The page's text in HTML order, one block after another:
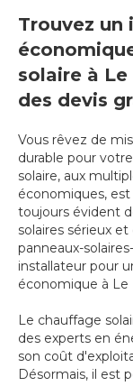
Trouvez
solaire à
des devis
Vous rêvez de
durable pour
solaire, aux
économiques,
toujours évident
solaires sérieux
panneaux-
installateur pour
économique à Le
Le chauffage
des experts en
son coût
Désormais, il est